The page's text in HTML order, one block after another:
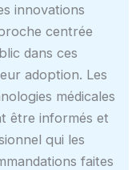
innovations
centrée
dans ces
adoption. Les
médicales
être informés et
qui les
faites